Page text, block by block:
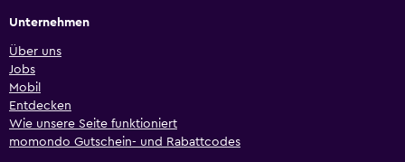
Unternehmen
Über uns
Jobs
Mobil
Entdecken
Wie unsere Seite funktioniert
momondo Gutschein- und Rabattcodes